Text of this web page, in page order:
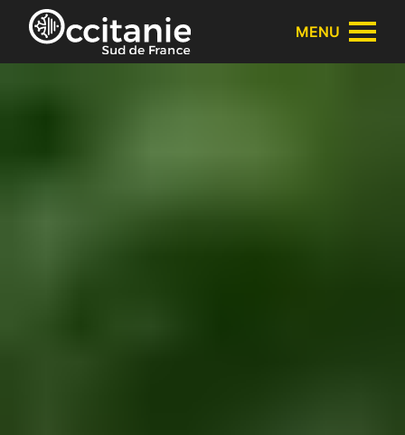
Panneau de gestion des cookies
MENU